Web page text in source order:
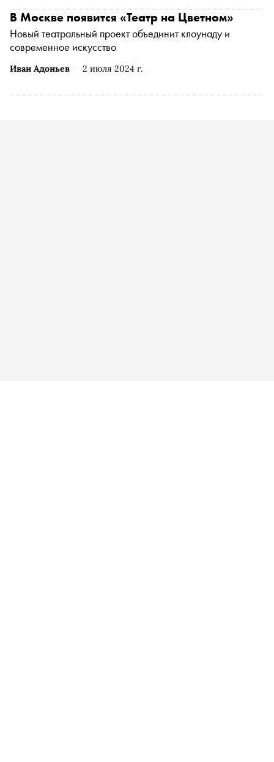
«Сны Пушкина», основателем клоунского лейбла
«Клаунхаус» — о том, почему российский цирк потерял
массовую привлекательность, как устроены «Сны
Пушкина» и что нужно, чтобы клоуны снова стали
главными героями манежа
Иван Адоньев 2 июля 2024 г.
В Москве появится «Театр на Цветном»
Новый театральный проект объединит клоунаду и
современное искусство